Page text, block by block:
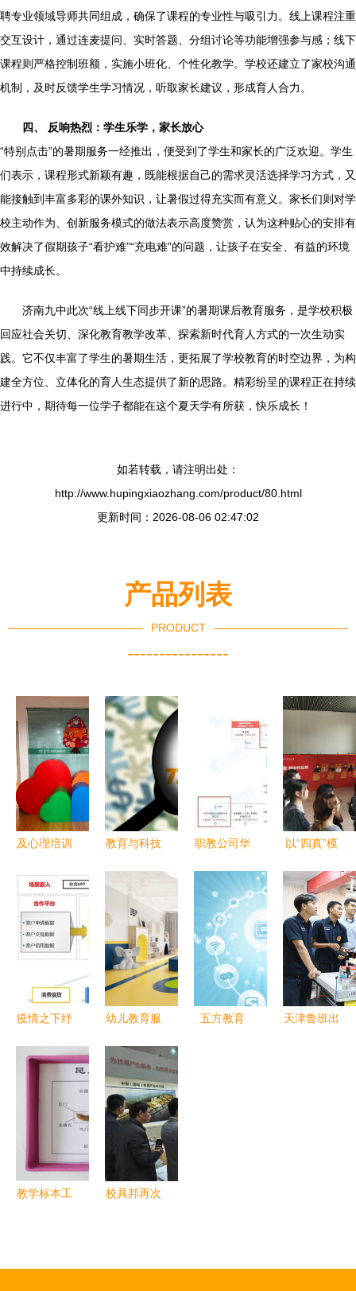
聘专业领域导师共同组成，确保了课程的专业性与吸引力。线上课程注重
交互设计，通过连麦提问、实时答题、分组讨论等功能增强参与感；线下
课程则严格控制班额，实施小班化、个性化教学。学校还建立了家校沟通
机制，及时反馈学生学习情况，听取家长建议，形成育人合力。
四、 反响热烈：学生乐学，家长放心
“特别点击”的暑期服务一经推出，便受到了学生和家长的广泛欢迎。学生
们表示，课程形式新颖有趣，既能根据自己的需求灵活选择学习方式，又
能接触到丰富多彩的课外知识，让暑假过得充实而有意义。家长们则对学
校主动作为、创新服务模式的做法表示高度赞赏，认为这种贴心的安排有
效解决了假期孩子“看护难”“充电难”的问题，让孩子在安全、有益的环境
中持续成长。
济南九中此次“线上线下同步开课”的暑期课后教育服务，是学校积极
回应社会关切、深化教育教学改革、探索新时代育人方式的一次生动实
践。它不仅丰富了学生的暑期生活，更拓展了学校教育的时空边界，为构
建全方位、立体化的育人生态提供了新的思路。精彩纷呈的课程正在持续
进行中，期待每一位学子都能在这个夏天学有所获，快乐成长！
如若转载，请注明出处：
http://www.hupingxiaozhang.com/product/80.html
更新时间：2026-08-06 02:47:02
产品列表
PRODUCT
----------------
及心理培训
广的培训机
构,对外提
供心理服务
(包括心理
咨询
教育与科技
2020年服
贸会，展示
教育服务新
产品
职教公司华
新文化2.91
亿元战投，
李永新间接
参股推动教
育服务升级
以“四真”模
教育改革，
深职大交出
亮眼成绩单
疫情之下纾
信科技“复
助力企业经
育行业恢复
幼儿教育服
值与实践路
径
五方教育
天津鲁班出
教学标本工
校具邦再次